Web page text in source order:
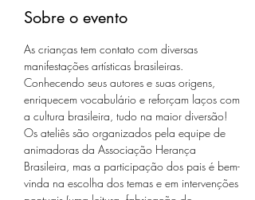
Sobre o evento
As crianças tem contato com diversas
manifestações artísticas brasileiras.
Conhecendo seus autores e suas origens,
enriquecem vocabulário e reforçam laços com
a cultura brasileira, tudo na maior diversão!
Os ateliês são organizados pela equipe de
animadoras da Associação Herança
Brasileira, mas a participação dos pais é bem-
vinda na escolha dos temas e em intervenções